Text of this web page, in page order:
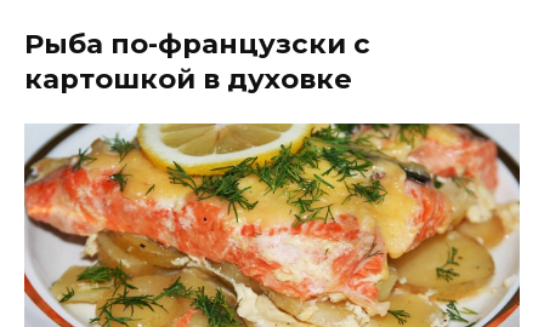
Рыба по-французски с
картошкой в духовке